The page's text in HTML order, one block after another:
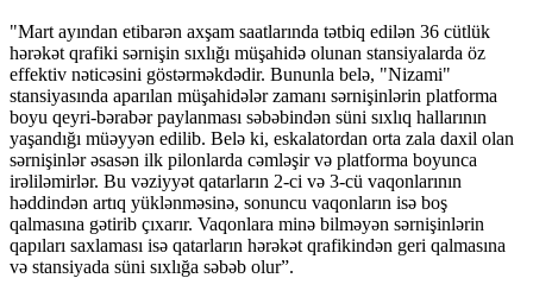
"Mart ayından etibarən axşam saatlarında tətbiq edilən 36 cütlük
hərəkət qrafiki sərnişin sıxlığı müşahidə olunan stansiyalarda öz
effektiv nəticəsini göstərməkdədir. Bununla belə, "Nizami"
stansiyasında aparılan müşahidələr zamanı sərnişinlərin platforma
boyu qeyri-bərabər paylanması səbəbindən süni sıxlıq hallarının
yaşandığı müəyyən edilib. Belə ki, eskalatordan orta zala daxil olan
sərnişinlər əsasən ilk pilonlarda cəmləşir və platforma boyunca
irəliləmirlər. Bu vəziyyət qatarların 2-ci və 3-cü vaqonlarının
həddindən artıq yüklənməsinə, sonuncu vaqonların isə boş
qalmasına gətirib çıxarır. Vaqonlara minə bilməyən sərnişinlərin
qapıları saxlaması isə qatarların hərəkət qrafikindən geri qalmasına
və stansiyada süni sıxlığa səbəb olur”.